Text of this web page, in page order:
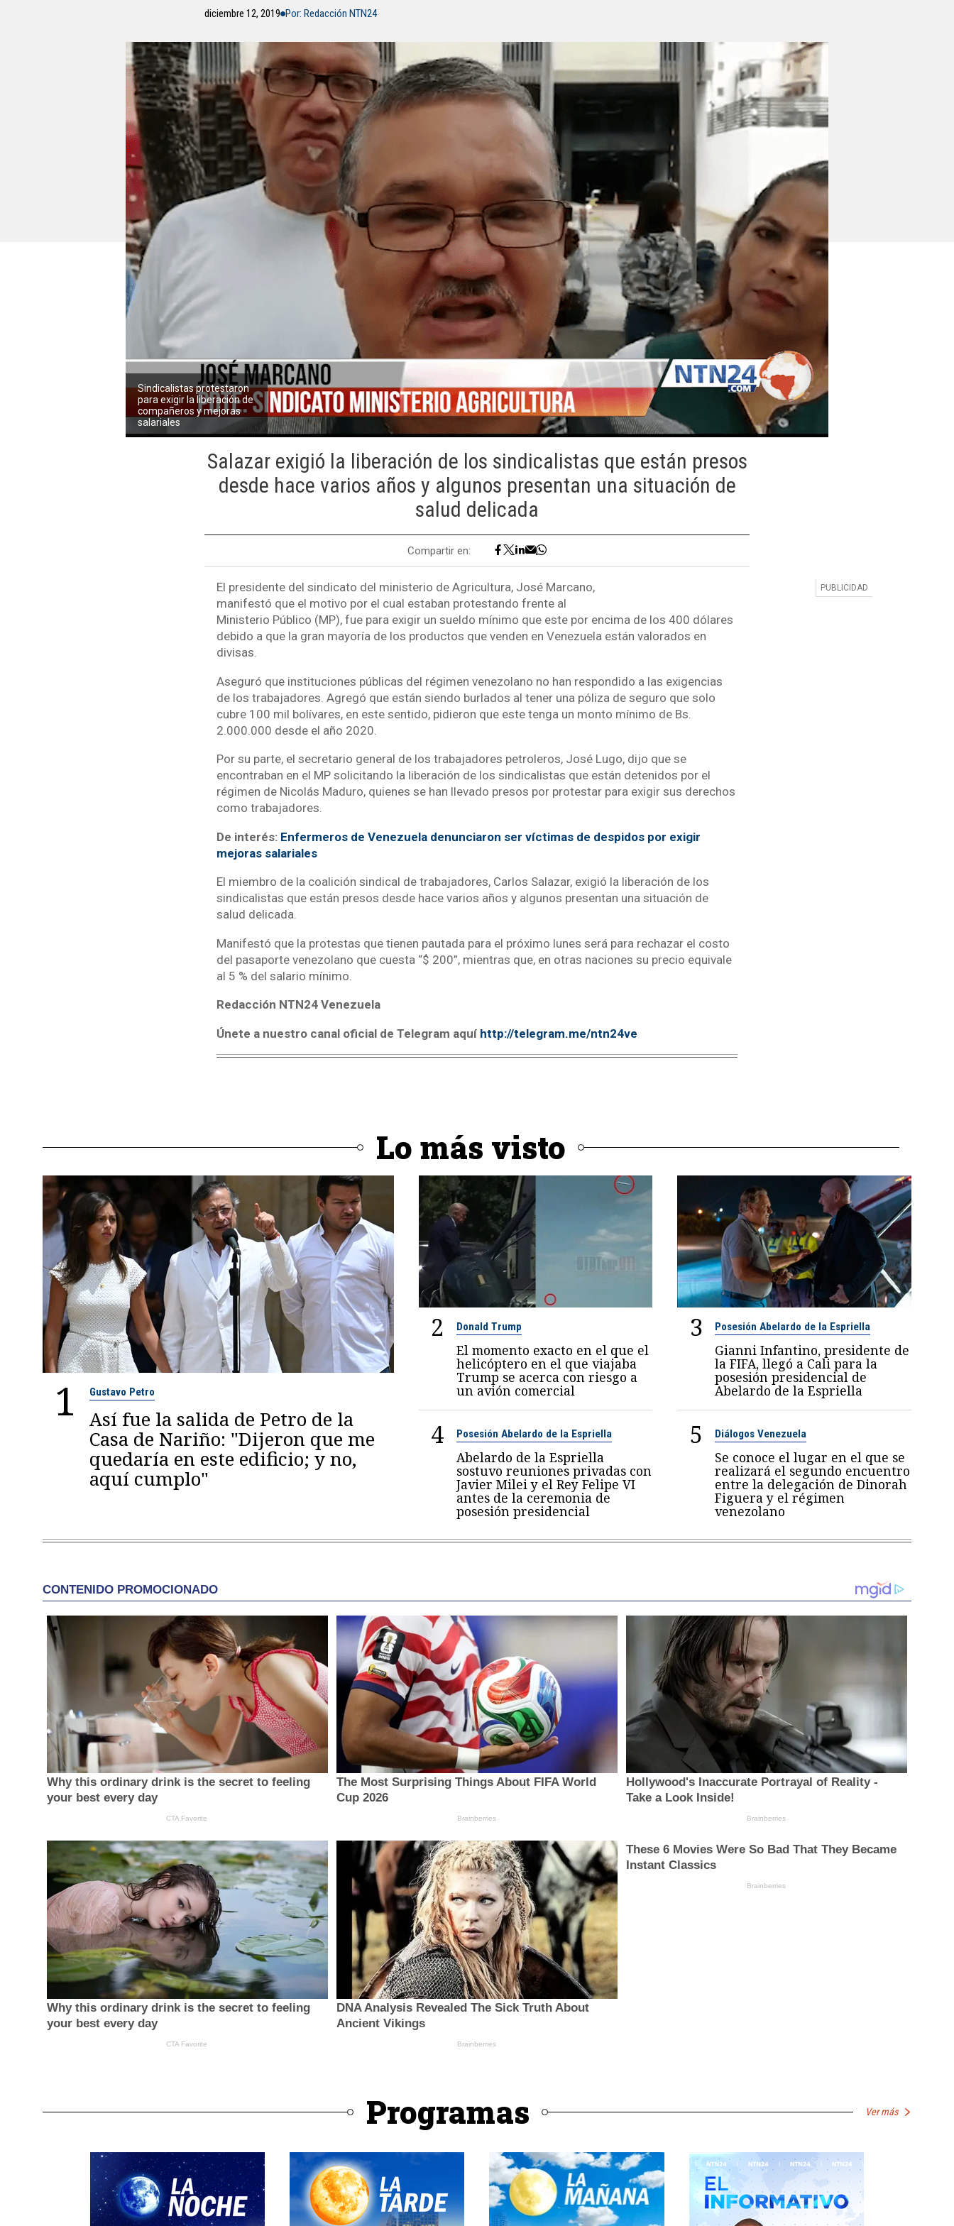
diciembre 12, 2019 Por: Redacción NTN24
Sindicalistas protestaron
para exigir la liberación de
compañeros y mejoras
salariales
Salazar exigió la liberación de los sindicalistas que están presos
desde hace varios años y algunos presentan una situación de
salud delicada
Compartir en:
El presidente del sindicato del ministerio de Agricultura, José Marcano,
manifestó que el motivo por el cual estaban protestando frente al
Ministerio Público (MP), fue para exigir un sueldo mínimo que este por encima de los 400 dólares
debido a que la gran mayoría de los productos que venden en Venezuela están valorados en
divisas.
Aseguró que instituciones públicas del régimen venezolano no han respondido a las exigencias
de los trabajadores. Agregó que están siendo burlados al tener una póliza de seguro que solo
cubre 100 mil bolívares, en este sentido, pidieron que este tenga un monto mínimo de Bs.
2.000.000 desde el año 2020.
Por su parte, el secretario general de los trabajadores petroleros, José Lugo, dijo que se
encontraban en el MP solicitando la liberación de los sindicalistas que están detenidos por el
régimen de Nicolás Maduro, quienes se han llevado presos por protestar para exigir sus derechos
como trabajadores.
De interés: Enfermeros de Venezuela denunciaron ser víctimas de despidos por exigir
mejoras salariales
El miembro de la coalición sindical de trabajadores, Carlos Salazar, exigió la liberación de los
sindicalistas que están presos desde hace varios años y algunos presentan una situación de
salud delicada.
Manifestó que la protestas que tienen pautada para el próximo lunes será para rechazar el costo
del pasaporte venezolano que cuesta “$ 200”, mientras que, en otras naciones su precio equivale
al 5 % del salario mínimo.
Redacción NTN24 Venezuela
Únete a nuestro canal oficial de Telegram aquí http://telegram.me/ntn24ve
Lo más visto
1 Gustavo Petro
Así fue la salida de Petro de la
Casa de Nariño: "Dijeron que me
quedaría en este edificio; y no,
aquí cumplo"
2 Donald Trump
El momento exacto en el que el
helicóptero en el que viajaba
Trump se acerca con riesgo a
un avión comercial
3 Posesión Abelardo de la Espriella
Gianni Infantino, presidente de
la FIFA, llegó a Cali para la
posesión presidencial de
Abelardo de la Espriella
4 Posesión Abelardo de la Espriella
Abelardo de la Espriella
sostuvo reuniones privadas con
Javier Milei y el Rey Felipe VI
antes de la ceremonia de
posesión presidencial
5 Diálogos Venezuela
Se conoce el lugar en el que se
realizará el segundo encuentro
entre la delegación de Dinorah
Figuera y el régimen
venezolano
Programas Ver más